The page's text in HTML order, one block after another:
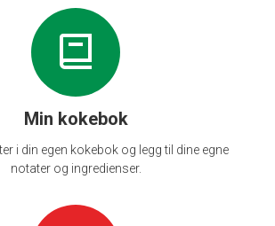
Min kokebok
i din egen kokebok og legg til dine egne
notater og ingredienser.